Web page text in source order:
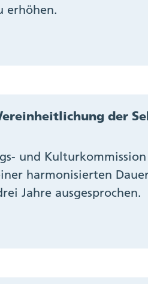
erhöhen.
Vereinheitlichung der
und
harmonisierten
Jahre ausgesprochen.